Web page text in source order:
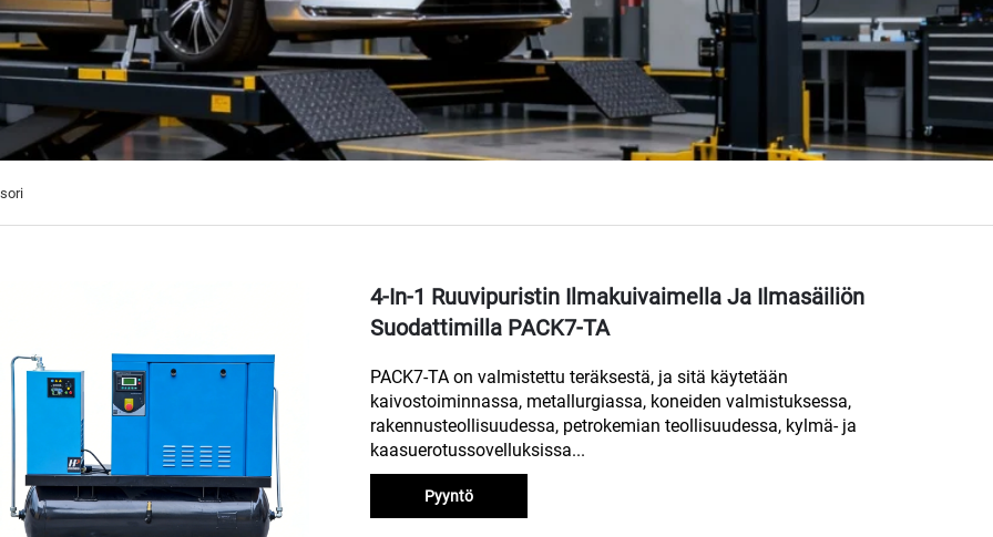
4-In-1 Ruuvipuristin Ilmakuivaimella Ja Ilmasäiliön
Suodattimilla PACK7-TA
PACK7-TA on valmistettu teräksestä, ja sitä käytetään
kaivostoiminnassa, metallurgiassa, koneiden valmistuksessa,
rakennusteollisuudessa, petrokemian teollisuudessa, kylmä- ja
kaasuerotussovelluksissa...
Pyyntö